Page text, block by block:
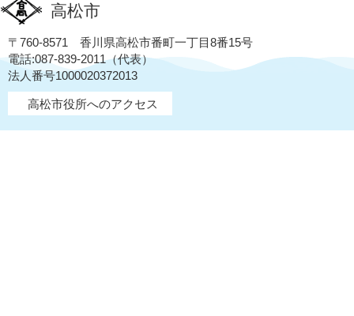
高松市
〒760-8571 香川県高松市番町一丁目8番15号
電話:087-839-2011（代表）
法人番号1000020372013
高松市役所へのアクセス